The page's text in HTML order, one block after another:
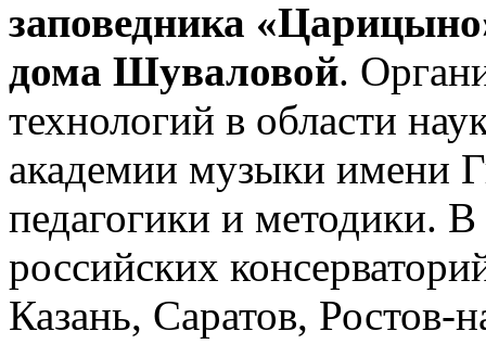
заповедника
дома Шуваловой.
технологий в области
академии музыки имени
педагогики и методики.
российских
Казань, Саратов,